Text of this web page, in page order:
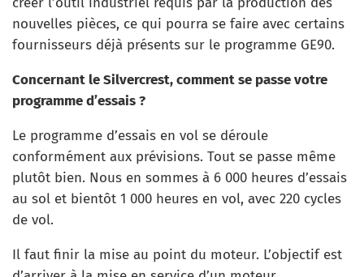
nouvelles pièces, ce qui pourra se faire avec certains
fournisseurs déjà présents sur le programme GE90.
Concernant le Silvercrest, comment se passe votre
programme d’essais ?
Le programme d’essais en vol se déroule
conformément aux prévisions. Tout se passe même
plutôt bien. Nous en sommes à 6 000 heures d’essais
au sol et bientôt 1 000 heures en vol, avec 220 cycles
de vol.
Il faut finir la mise au point du moteur. L’objectif est